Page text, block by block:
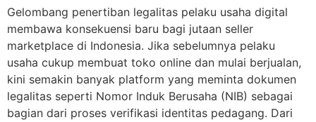
Gelombang penertiban legalitas pelaku usaha digital
membawa konsekuensi baru bagi jutaan seller
marketplace di Indonesia. Jika sebelumnya pelaku
usaha cukup membuat toko online dan mulai berjualan,
kini semakin banyak platform yang meminta dokumen
legalitas seperti Nomor Induk Berusaha (NIB) sebagai
bagian dari proses verifikasi identitas pedagang. Dari